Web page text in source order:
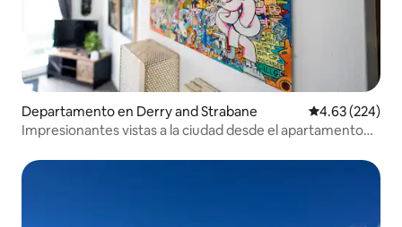
Departamento en Derry and Strabane Calificación
4.63 (224)
Impresionantes vistas a la ciudad desde el apartamento